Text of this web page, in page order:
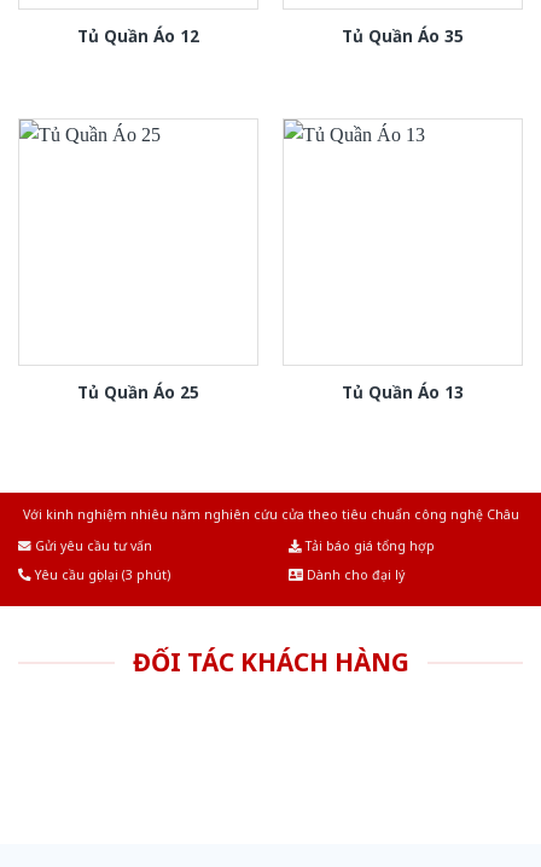
Tủ Quần Áo 12 Tủ Quần Áo 35
Tủ Quần Áo 25 Tủ Quần Áo 13
Với kinh nghiệm nhiêu năm nghiên cứu cửa theo tiêu chuẩn công nghệ Châu
Gửi yêu cầu tư vấn
Tải báo giá tổng hợp
Yêu cầu gọi lại (3 phút)
Dành cho đại lý
ĐỐI TÁC KHÁCH HÀNG